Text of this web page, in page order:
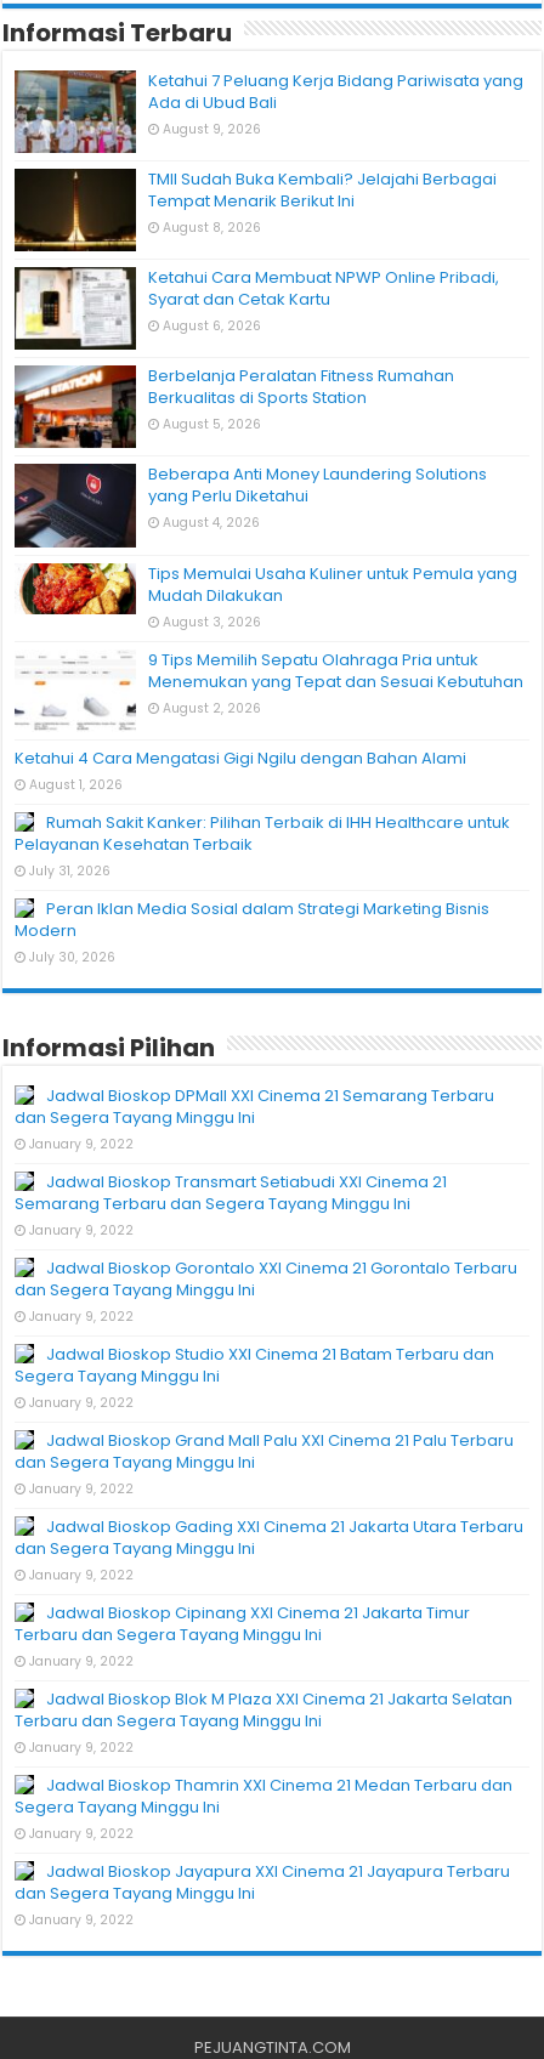
Informasi Terbaru
Ketahui 7 Peluang Kerja Bidang Pariwisata yang
Ada di Ubud Bali
August 9, 2026
TMII Sudah Buka Kembali? Jelajahi Berbagai
Tempat Menarik Berikut Ini
August 8, 2026
Ketahui Cara Membuat NPWP Online Pribadi,
Syarat dan Cetak Kartu
August 6, 2026
Berbelanja Peralatan Fitness Rumahan
Berkualitas di Sports Station
August 5, 2026
Beberapa Anti Money Laundering Solutions
yang Perlu Diketahui
August 4, 2026
Tips Memulai Usaha Kuliner untuk Pemula yang
Mudah Dilakukan
August 3, 2026
9 Tips Memilih Sepatu Olahraga Pria untuk
Menemukan yang Tepat dan Sesuai Kebutuhan
August 2, 2026
Ketahui 4 Cara Mengatasi Gigi Ngilu dengan Bahan Alami
August 1, 2026
Rumah Sakit Kanker: Pilihan Terbaik di IHH Healthcare untuk
Pelayanan Kesehatan Terbaik
July 31, 2026
Peran Iklan Media Sosial dalam Strategi Marketing Bisnis
Modern
July 30, 2026
Informasi Pilihan
Jadwal Bioskop DPMall XXI Cinema 21 Semarang Terbaru
dan Segera Tayang Minggu Ini
January 9, 2022
Jadwal Bioskop Transmart Setiabudi XXI Cinema 21
Semarang Terbaru dan Segera Tayang Minggu Ini
January 9, 2022
Jadwal Bioskop Gorontalo XXI Cinema 21 Gorontalo Terbaru
dan Segera Tayang Minggu Ini
January 9, 2022
Jadwal Bioskop Studio XXI Cinema 21 Batam Terbaru dan
Segera Tayang Minggu Ini
January 9, 2022
Jadwal Bioskop Grand Mall Palu XXI Cinema 21 Palu Terbaru
dan Segera Tayang Minggu Ini
January 9, 2022
Jadwal Bioskop Gading XXI Cinema 21 Jakarta Utara Terbaru
dan Segera Tayang Minggu Ini
January 9, 2022
Jadwal Bioskop Cipinang XXI Cinema 21 Jakarta Timur
Terbaru dan Segera Tayang Minggu Ini
January 9, 2022
Jadwal Bioskop Blok M Plaza XXI Cinema 21 Jakarta Selatan
Terbaru dan Segera Tayang Minggu Ini
January 9, 2022
Jadwal Bioskop Thamrin XXI Cinema 21 Medan Terbaru dan
Segera Tayang Minggu Ini
January 9, 2022
Jadwal Bioskop Jayapura XXI Cinema 21 Jayapura Terbaru
dan Segera Tayang Minggu Ini
January 9, 2022
PEJUANGTINTA.COM